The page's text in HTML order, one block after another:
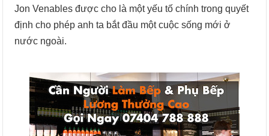
Jon Venables được cho là một yếu tố chính trong quyết
định cho phép anh ta bắt đầu một cuộc sống mới ở
nước ngoài.